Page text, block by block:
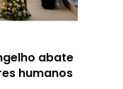
abate
humanos